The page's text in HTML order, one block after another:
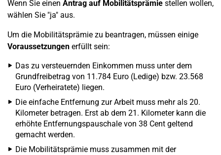
Wenn Sie einen Antrag auf Mobilitätsprämie stellen wollen,
wählen Sie "ja" aus.
Um die Mobilitätsprämie zu beantragen, müssen einige
Voraussetzungen erfüllt sein:
Das zu versteuernden Einkommen muss unter dem
Grundfreibetrag von 11.784 Euro (Ledige) bzw. 23.568
Euro (Verheiratete) liegen.
Die einfache Entfernung zur Arbeit muss mehr als 20.
Kilometer betragen. Erst ab dem 21. Kilometer kann die
erhöhte Entfernungspauschale von 38 Cent geltend
gemacht werden.
Die Mobilitätsprämie muss zusammen mit der